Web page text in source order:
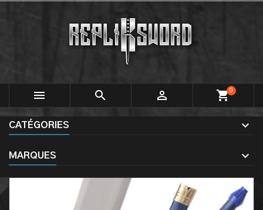
   shopping_cart0
CATÉGORIES
MARQUES